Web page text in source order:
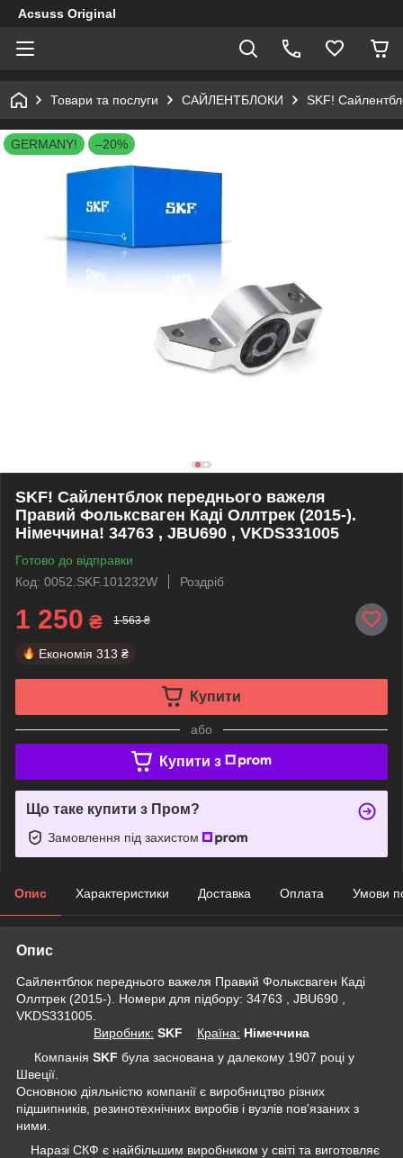
Acsuss Original
Товари та послуги САЙЛЕНТБЛОКИ SKF!
GERMANY! –20%
SKF! Сайлентблок переднього важеля
Правий Фольксваген Каді Оллтрек (2015-).
Німеччина! 34763 , JBU690 , VKDS331005
Готово до відправки
Код: 0052.SKF.101232W
Роздріб
1 250 ₴ 1 563 ₴
Економія 313 ₴
Купити
або
Купити з
Що таке купити з Пром?
Замовлення під захистом
Опис Характеристики Доставка Оплата Умови
Опис
Сайлентблок переднього важеля Правий Фольксваген Каді
Оллтрек (2015-). Номери для підбору: 34763 , JBU690 ,
VKDS331005.
Виробник: SKF Крaїна: Німеччина
Компанія SKF була заснована у далекому 1907 році у
Швеції.
Основною діяльністю компанії є виробництво різних
підшипників, резинотехнічних виробів і вузлів пов'язаних з
ними.
Наразі СКФ є найбільшим виробником у світі та виготовляє